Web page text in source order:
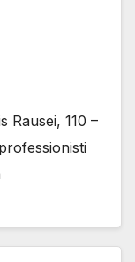
Rausei, 110 –